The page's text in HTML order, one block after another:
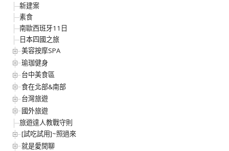
新建案
素食
南歐西班牙11日
日本四國之旅
美容按摩SPA
瑜珈健身
台中美食區
食在北部&南部
台灣旅遊
國外旅遊
旅遊達人教戰守則
[試吃試用]~照過來
就是愛閒聊